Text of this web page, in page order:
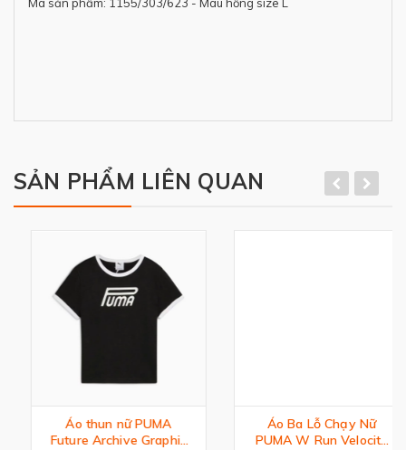
Mã sản phẩm: 1155/303/623 - Màu hồng size L
SẢN PHẨM LIÊN QUAN
Áo thun nữ PUMA
Future Archive Graphic
Áo Ba Lỗ Chạy Nữ
PUMA W Run Velocity